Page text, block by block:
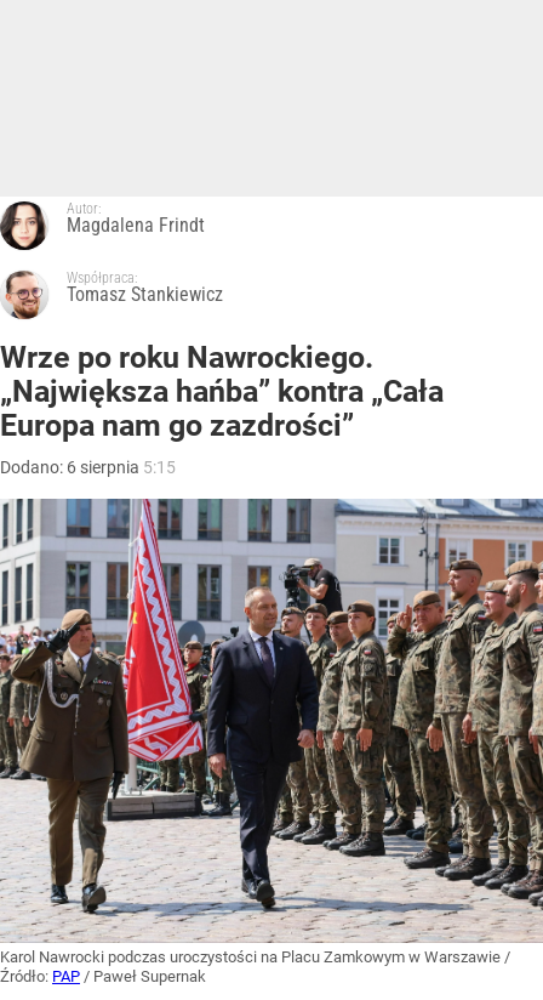
Autor:
Magdalena Frindt
Współpraca:
Tomasz Stankiewicz
Wrze po roku Nawrockiego.
„Największa hańba” kontra „Cała
Europa nam go zazdrości”
Dodano: 6 sierpnia 5:15
Karol Nawrocki podczas uroczystości na Placu Zamkowym w Warszawie /
Źródło: PAP / Paweł Supernak